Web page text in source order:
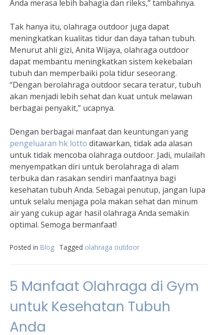
Anda merasa lebih bahagia dan rileks,” tambahnya.
Tak hanya itu, olahraga outdoor juga dapat
meningkatkan kualitas tidur dan daya tahan tubuh.
Menurut ahli gizi, Anita Wijaya, olahraga outdoor
dapat membantu meningkatkan sistem kekebalan
tubuh dan memperbaiki pola tidur seseorang.
“Dengan berolahraga outdoor secara teratur, tubuh
akan menjadi lebih sehat dan kuat untuk melawan
berbagai penyakit,” ucapnya.
Dengan berbagai manfaat dan keuntungan yang
pengeluaran hk lotto ditawarkan, tidak ada alasan
untuk tidak mencoba olahraga outdoor. Jadi, mulailah
menyempatkan diri untuk berolahraga di alam
terbuka dan rasakan sendiri manfaatnya bagi
kesehatan tubuh Anda. Sebagai penutup, jangan lupa
untuk selalu menjaga pola makan sehat dan minum
air yang cukup agar hasil olahraga Anda semakin
optimal. Semoga bermanfaat!
Posted in Blog Tagged olahraga outdoor
5 Manfaat Olahraga di Gym
untuk Kesehatan Tubuh
Anda